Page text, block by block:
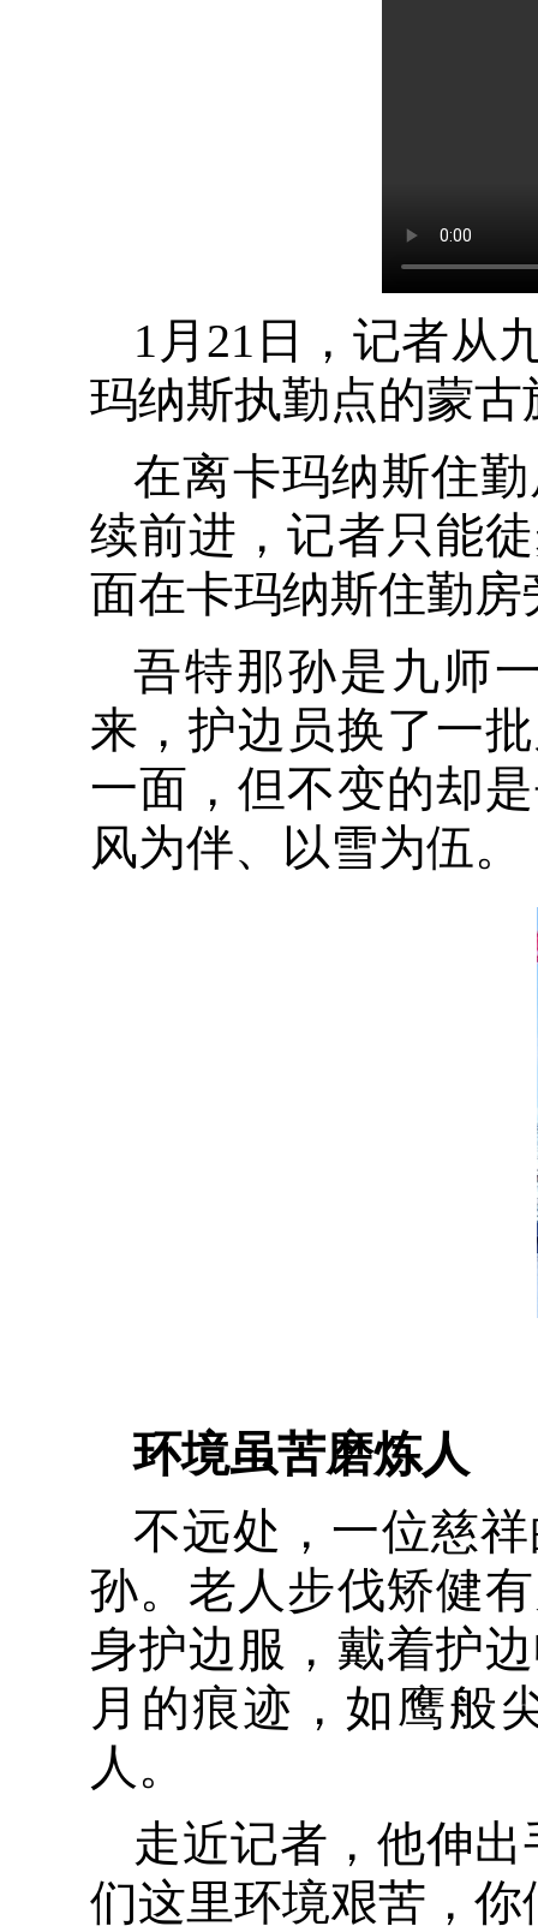
1月21日，记者从
玛纳斯执勤点的蒙
在离卡玛纳斯住
续前进，记者只能
面在卡玛纳斯住勤
吾特那孙是九师
来，护边员换了一
一面，但不变的却
风为伴、以雪为伍。
环境虽苦磨炼人
不远处，一位慈
孙。老人步伐矫健
身护边服，戴着护
月的痕迹，如鹰般
人。
走近记者，他伸
们这里环境艰苦，你